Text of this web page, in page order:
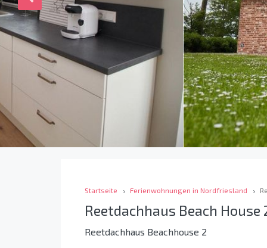
Startseite Ferienwohnungen in Nordfriesland
Reetdachhaus Beach House
Reetdachhaus Beachhouse 2